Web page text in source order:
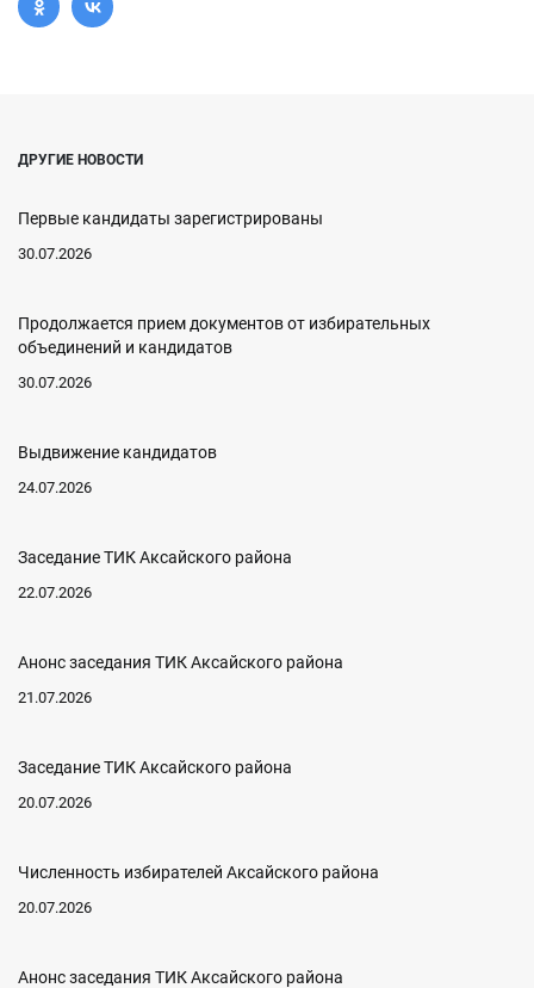
ДРУГИЕ НОВОСТИ
Первые кандидаты зарегистрированы
30.07.2026
Продолжается прием документов от избирательных
объединений и кандидатов
30.07.2026
Выдвижение кандидатов
24.07.2026
Заседание ТИК Аксайского района
22.07.2026
Анонс заседания ТИК Аксайского района
21.07.2026
Заседание ТИК Аксайского района
20.07.2026
Численность избирателей Аксайского района
20.07.2026
Анонс заседания ТИК Аксайского района